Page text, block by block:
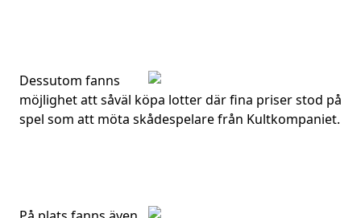
Dessutom fanns
möjlighet att såväl köpa lotter där fina priser stod på
spel som att möta skådespelare från Kultkompaniet.